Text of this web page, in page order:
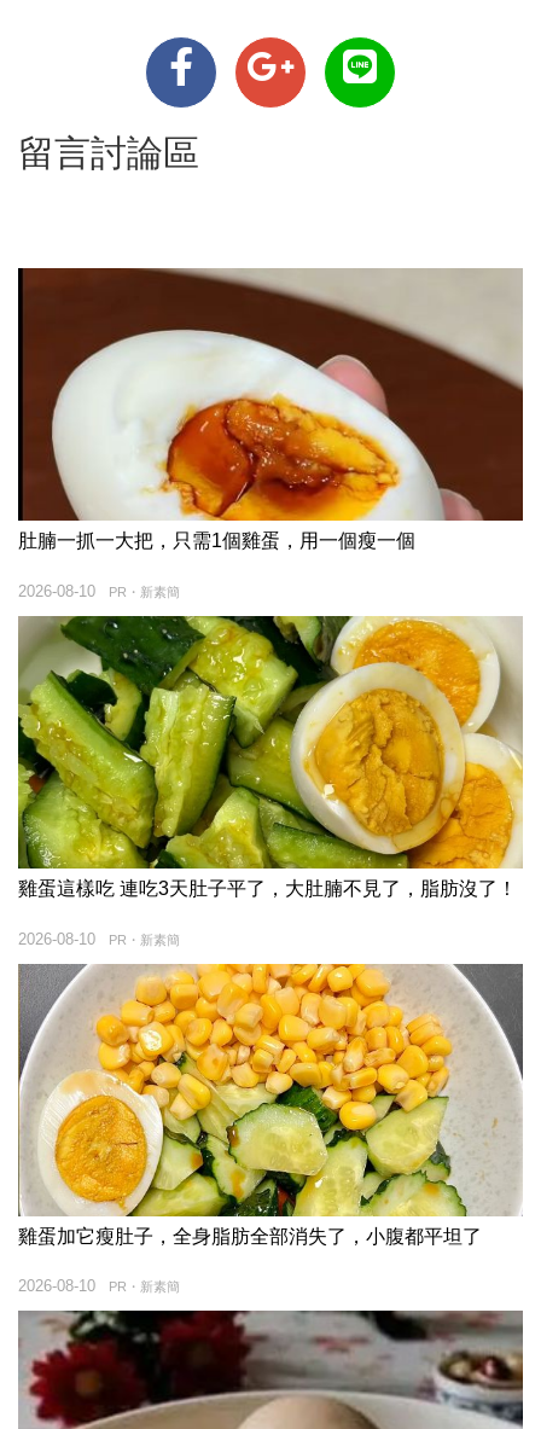
留言討論區
肚腩一抓一大把，只需1個雞蛋，用一個瘦一個
PR・新素簡
2026-08-10
雞蛋這樣吃 連吃3天肚子平了，大肚腩不見了，脂肪沒了！
PR・新素簡
2026-08-10
雞蛋加它瘦肚子，全身脂肪全部消失了，小腹都平坦了
PR・新素簡
2026-08-10